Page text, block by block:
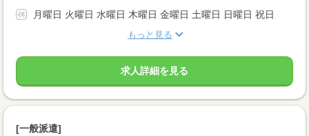
月曜日 火曜日 水曜日 木曜日 金曜日 土曜日 日曜日 祝日
もっと見る
求人詳細を見る
[一般派遣]